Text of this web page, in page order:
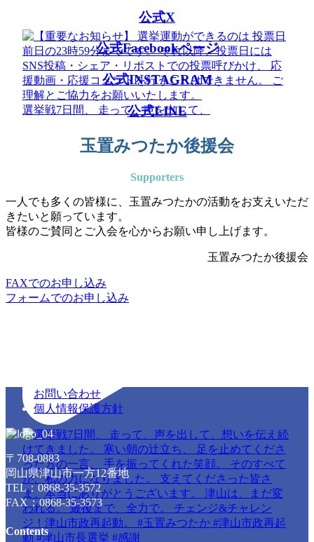
選挙戦7日間、 走って、声を出して、
公式X
公式Facebookページ
公式INSTAGRAM
公式LINE
玉置みつたか後援会
Supporters
一人でも多くの皆様に、玉置みつたかの活動をお支えいただ
きたいと願っています。
皆様のご賛同とご入会を心からお願い申し上げます。
玉置みつたか後援会
FAXでのお申し込み
フォームでのお申し込み
お問い合わせ
個人情報保護方針
〒708-0883
岡山県津山市一方12番地
TEL：0868-35-3572
FAX：0868-35-3573
Contents